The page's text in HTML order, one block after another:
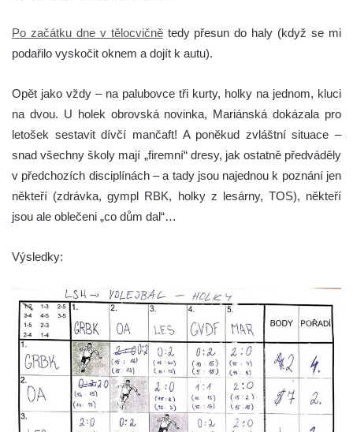
Po začátku dne v tělocvičnětedy přesun do haly (když se mi
podařilo vyskočit oknem a dojít k autu).
Opět jako vždy – na palubovce tři kurty, holky na jednom, kluci
na dvou. U holek obrovská novinka, Mariánská dokázala pro
letošek sestavit dívčí mančaft! A poněkud zvláštní situace –
snad všechny školy mají „firemní“ dresy, jak ostatně předváděly
v předchozích disciplínách – a tady jsou najednou k poznání jen
někteří (zdrávka, gympl RBK, holky z lesárny, TOS), někteří
jsou ale oblečeni „co dům dal“…
Výsledky: